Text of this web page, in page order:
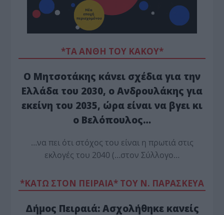
*ΤΑ ΆΝΘΗ ΤΟΥ ΚΑΚΟΎ*
Ο Μητσοτάκης κάνει σχέδια για την
Ελλάδα του 2030, ο Ανδρουλάκης για
εκείνη του 2035, ώρα είναι να βγει κι
ο Βελόπουλος…
…να πει ότι στόχος του είναι η πρωτιά στις
εκλογές του 2040 (…στον Σύλλογο…
*ΚΑΤΩ ΣΤΟΝ ΠΕΙΡΑΙΑ* ΤΟΥ Ν. ΠΑΡΑΣΚΕΥΑ
Δήμος Πειραιά: Ασχολήθηκε κανείς